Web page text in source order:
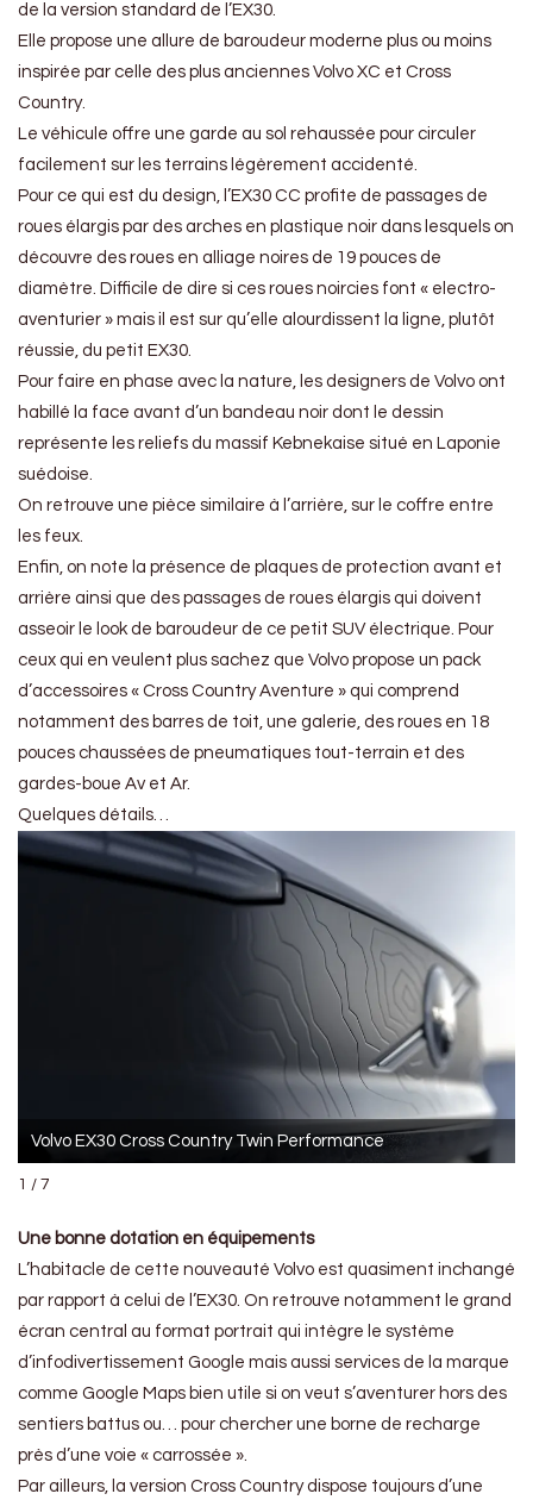
de la version standard de l’EX30.
Elle propose une allure de baroudeur moderne plus ou moins
inspirée par celle des plus anciennes Volvo XC et Cross
Country.
Le véhicule offre une garde au sol rehaussée pour circuler
facilement sur les terrains légèrement accidenté.
Pour ce qui est du design, l’EX30 CC profite de passages de
roues élargis par des arches en plastique noir dans lesquels on
découvre des roues en alliage noires de 19 pouces de
diamètre. Difficile de dire si ces roues noircies font « electro-
aventurier » mais il est sur qu’elle alourdissent la ligne, plutôt
réussie, du petit EX30.
Pour faire en phase avec la nature, les designers de Volvo ont
habillé la face avant d’un bandeau noir dont le dessin
représente les reliefs du massif Kebnekaise situé en Laponie
suédoise.
On retrouve une pièce similaire à l’arrière, sur le coffre entre
les feux.
Enfin, on note la présence de plaques de protection avant et
arrière ainsi que des passages de roues élargis qui doivent
asseoir le look de baroudeur de ce petit SUV électrique. Pour
ceux qui en veulent plus sachez que Volvo propose un pack
d’accessoires « Cross Country Aventure » qui comprend
notamment des barres de toit, une galerie, des roues en 18
pouces chaussées de pneumatiques tout-terrain et des
gardes-boue Av et Ar.
Quelques détails…
Volvo EX30 Cross Country Twin Performance
1 / 7
Une bonne dotation en équipements
L’habitacle de cette nouveauté Volvo est quasiment inchangé
par rapport à celui de l’EX30. On retrouve notamment le grand
écran central au format portrait qui intègre le système
d’infodivertissement Google mais aussi services de la marque
comme Google Maps bien utile si on veut s’aventurer hors des
sentiers battus ou… pour chercher une borne de recharge
près d’une voie « carrossée ».
Par ailleurs, la version Cross Country dispose toujours d’une